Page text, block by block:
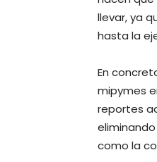
llevar, ya
hasta la
En
mipymes
reportes
como la